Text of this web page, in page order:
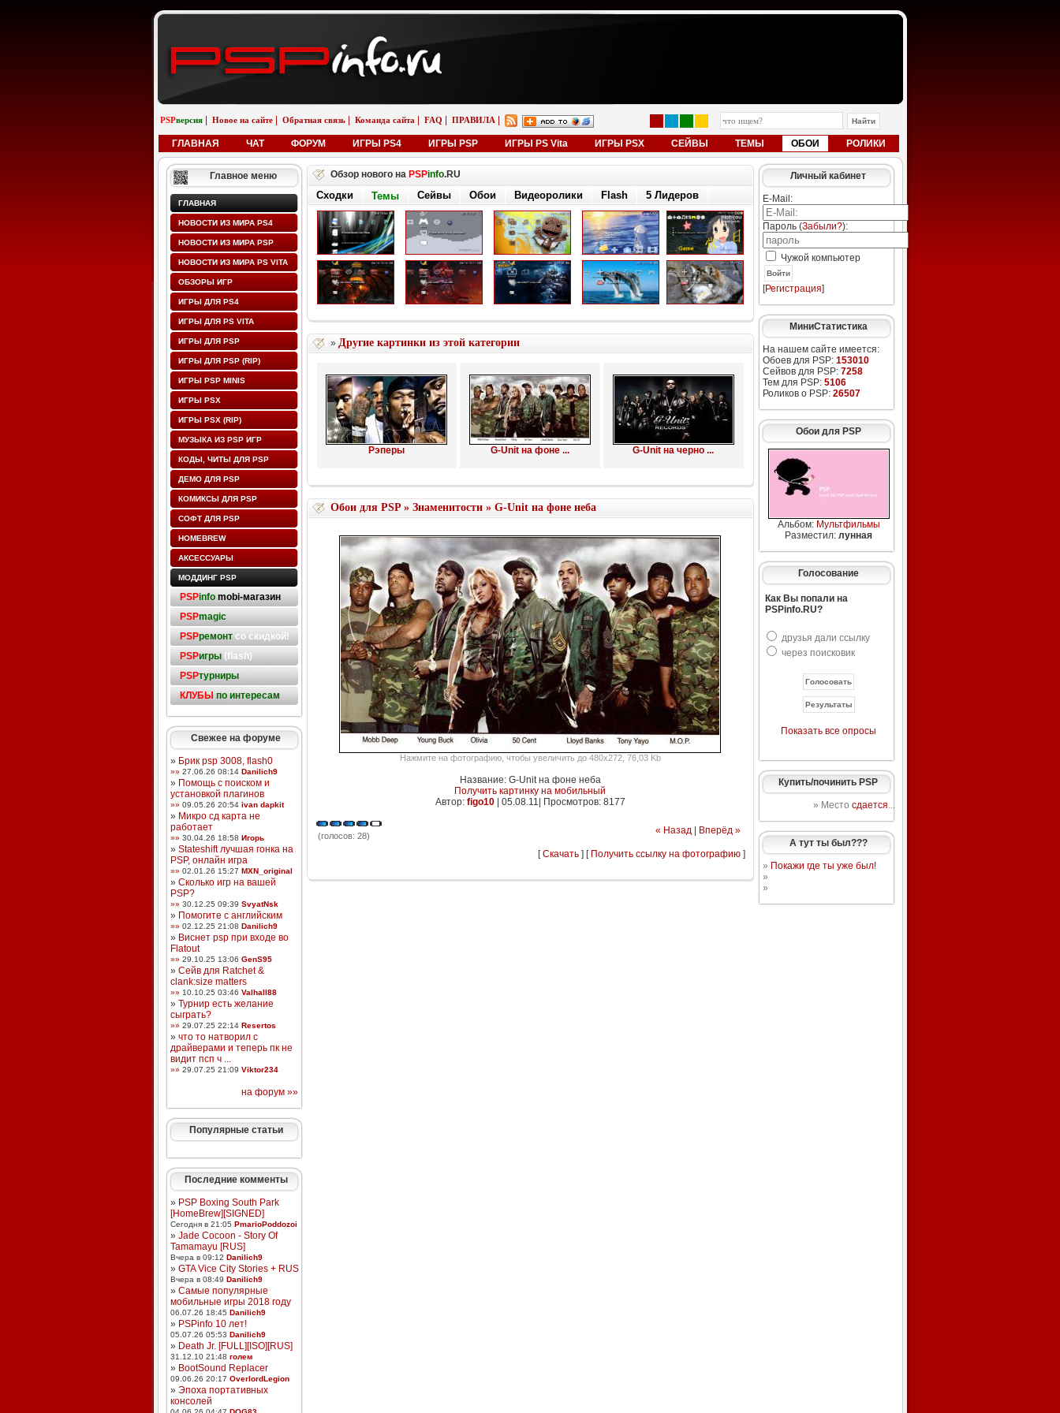
PSPверсия Новое на сайте Обратная связь Команда сайта FAQ ПРАВИЛА
ГЛАВНАЯ ЧАТ ФОРУМ ИГРЫ PS4 ИГРЫ PSP ИГРЫ PS Vita ИГРЫ PSX СЕЙВЫ ТЕМЫ ОБОИ РОЛИКИ
Главное меню
ГЛАВНАЯ
НОВОСТИ ИЗ МИРА PS4
НОВОСТИ ИЗ МИРА PSP
НОВОСТИ ИЗ МИРА PS VITA
ОБЗОРЫ ИГР
ИГРЫ ДЛЯ PS4
ИГРЫ ДЛЯ PS VITA
ИГРЫ ДЛЯ PSP
ИГРЫ ДЛЯ PSP (RIP)
ИГРЫ PSP MINIS
ИГРЫ PSX
ИГРЫ PSX (RIP)
МУЗЫКА ИЗ PSP ИГР
КОДЫ, ЧИТЫ ДЛЯ PSP
ДЕМО ДЛЯ PSP
КОМИКСЫ ДЛЯ PSP
СОФТ ДЛЯ PSP
HOMEBREW
АКСЕССУАРЫ
МОДДИНГ PSP
PSPinfo mobi-магазин
PSPmagic
PSPремонтсо скидкой!
PSPигры(flash)
PSPтурниры
КЛУБЫ по интересам
Свежее на форуме
» Брик psp 3008, flash0
»» 27.06.26 08:14 Danilich9
» Помощь с поиском и
установкой плагинов
»» 09.05.26 20:54 ivan dapkit
» Микро сд карта не
работает
»» 30.04.26 18:58 Игорь
» Stateshift лучшая гонка на
PSP, онлайн игра
»» 02.01.26 15:27 MXN_original
» Сколько игр на вашей
PSP?
»» 30.12.25 09:39 SvyatNsk
» Помогите с английским
»» 02.12.25 21:08 Danilich9
» Виснет psp при входе во
Flatout
»» 29.10.25 13:06 GenS95
» Сейв для Ratchet &
clank:size matters
»» 10.10.25 03:46 Valhall88
» Турнир есть желание
сыграть?
»» 29.07.25 22:14 Resertos
» что то натворил с
драйверами и теперь пк не
видит псп ч ...
»» 29.07.25 21:09 Viktor234
на форум »»
Популярные статьи
Последние комменты
» PSP Boxing South Park
[HomeBrew][SIGNED]
Сегодня в 21:05 PmarioPoddozoi
» Jade Cocoon - Story Of
Tamamayu [RUS]
Вчера в 09:12 Danilich9
» GTA Vice City Stories + RUS
Вчера в 08:49 Danilich9
» Самые популярные
мобильные игры 2018 году
06.07.26 18:45 Danilich9
» PSPinfo 10 лет!
05.07.26 05:53 Danilich9
» Death Jr. [FULL][ISO][RUS]
31.12.10 21:48 голем
» BootSound Replacer
09.06.26 20:17 OverlordLegion
» Эпоха портативных
консолей
Обзор нового на PSPinfo.RU
Сходки Темы Сейвы Обои Видеоролики Flash 5 Лидеров
» Другие картинки из этой категории
Рэперы G-Unit на фоне ... G-Unit на черно ...
Обои для PSP» Знаменитости» G-Unit на фоне неба
Нажмите на фотографию, чтобы увеличить до 480x272, 76,03 Kb
Название: G-Unit на фоне неба
Получить картинку на мобильный
Автор: figo10| 05.08.11| Просмотров: 8177
(голосов: 28) « Назад| Вперёд »
[Скачать] [ Получить ссылку на фотографию]
Личный кабинет
E-Mail:
Пароль (Забыли?):
Чужой компьютер
Войти
[Регистрация]
МиниСтатистика
На нашем сайте имеется:
Обоев для PSP: 153010
Сейвов для PSP: 7258
Тем для PSP: 5106
Роликов о PSP: 26507
Обои для PSP
Альбом: Мультфильмы
Разместил: лунная
Голосование
Как Вы попали на
PSPinfo.RU?
друзья дали ссылку
через поисковик
Показать все опросы
Купить/починить PSP
» Место сдается...
А тут ты был???
» Покажи где ты уже был!
»
»